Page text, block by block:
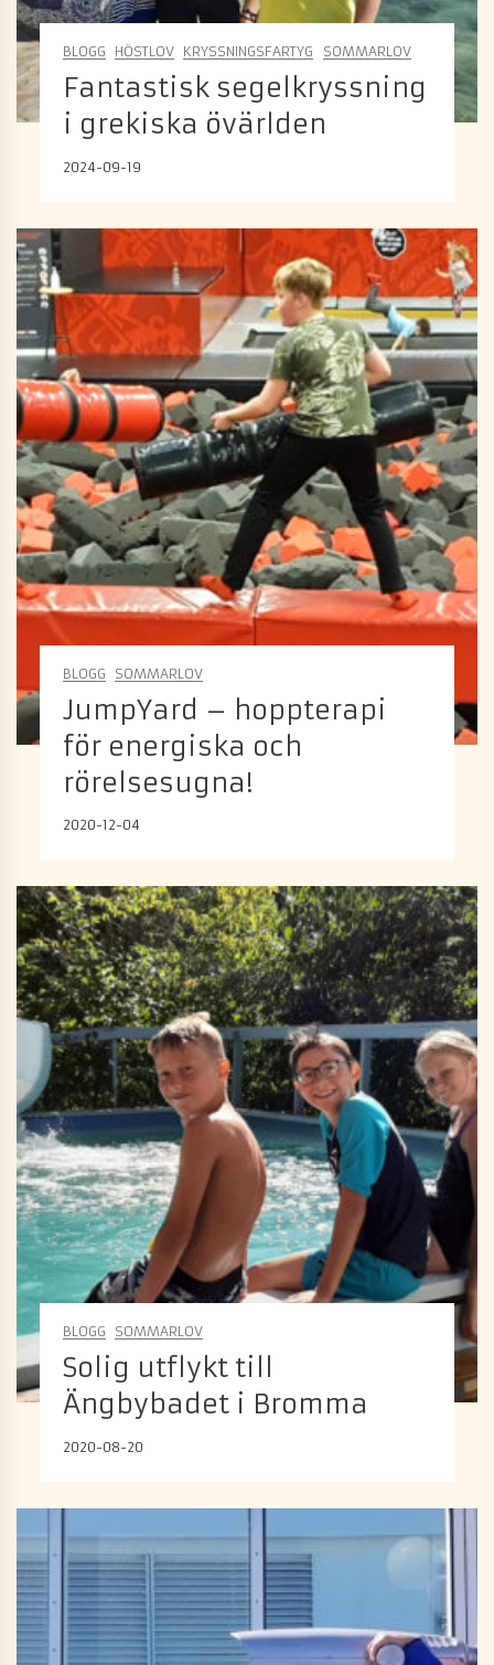
BLOGG HÖSTLOV KRYSSNINGSFARTYG SOMMARLOV
Fantastisk segelkryssning
i grekiska övärlden
2024-09-19
BLOGG SOMMARLOV
JumpYard – hoppterapi
för energiska och
rörelsesugna!
2020-12-04
BLOGG SOMMARLOV
Solig utflykt till
Ängbybadet i Bromma
2020-08-20